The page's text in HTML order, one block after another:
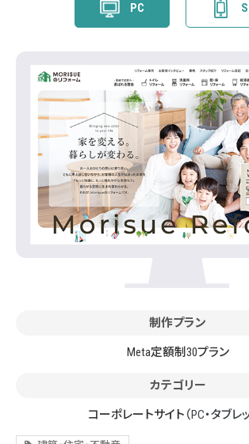
PC
制作プラン
Meta定額制30プラン
カテゴリー
コーポレートサイト （PC・タブレ